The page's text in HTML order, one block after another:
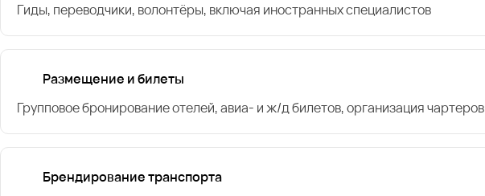
Гиды, переводчики, волонтёры, включая иностранных специалистов
Размещение и билеты
Групповое бронирование отелей, авиа- и ж/д билетов, организация чартеров
Брендирование транспорта